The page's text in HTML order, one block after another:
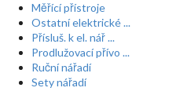
Měřící přístroje
Ostatní elektrické ...
Přísluš. k el. nář ...
Prodlužovací přívo ...
Ruční nářadí
Sety nářadí